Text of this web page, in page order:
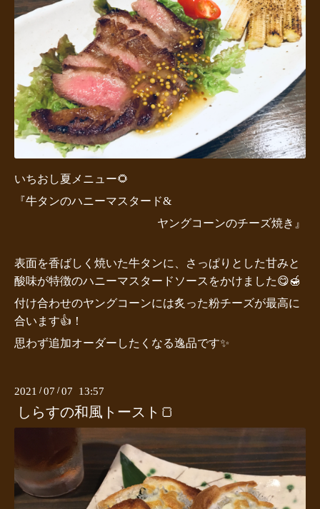
いちおし夏メニュー🌻
『牛タンのハニーマスタード&
ヤングコーンのチーズ焼き』
表面を香ばしく焼いた牛タンに、さっぱりとした甘みと
酸味が特徴のハニーマスタードソースをかけました😋🍯
付け合わせのヤングコーンには炙った粉チーズが最高に
合います👍！
思わず追加オーダーしたくなる逸品です✨
2021 /07 /07 13:57
しらすの和風トースト🍞